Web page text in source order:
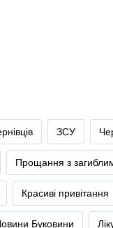
ЗСУ
Прощання з
Красиві привітання
Буковини